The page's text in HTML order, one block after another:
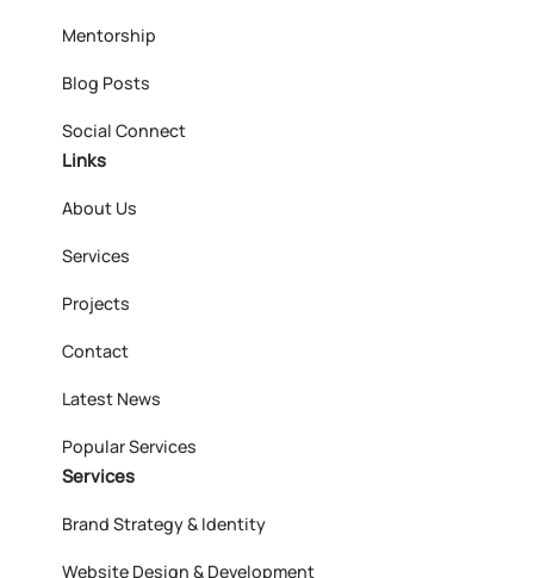
Mentorship
Blog Posts
Social Connect
Links
About Us
Services
Projects
Contact
Latest News
Popular Services
Services
Brand Strategy & Identity
Website Design & Development